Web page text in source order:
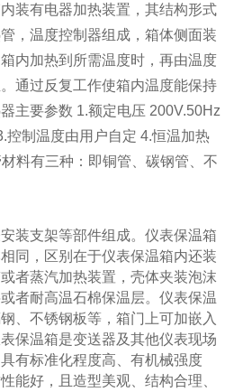
装有电器加热装置，其结构形式
，温度控制器组成，箱体侧面装
内加热到所需温度时，再由温度
通过反复工作使箱内温度能保持
主要参数 1.额定电压 200V.50Hz
控制温度由用户自定 4.恒温加热
料有三种：即铜管、碳钢管、不
装支架等部件组成。仪表保温箱
同，区别在于仪表保温箱内还装
者蒸汽加热装置，壳体夹装泡沫
者耐高温石棉保温层。仪表保温
、不锈钢板等，箱门上可加嵌入
保温箱是变送器及其他仪表现场
有标准化程度高、有机械强度
能好，且造型美观、结构合理、